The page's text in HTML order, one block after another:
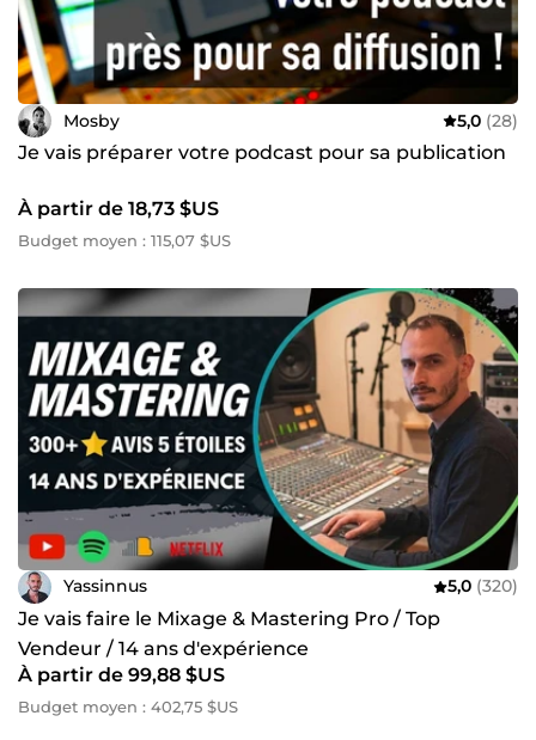
Mosby 5,0 (28)
Je vais préparer votre podcast pour sa publication
À partir de 18,73 $US
Budget moyen : 115,07 $US
Yassinnus 5,0 (320)
Je vais faire le Mixage & Mastering Pro / Top
Vendeur / 14 ans d'expérience
À partir de 99,88 $US
Budget moyen : 402,75 $US